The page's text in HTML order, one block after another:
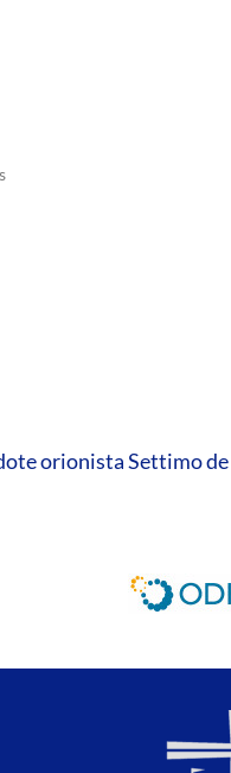
orionista Settimo